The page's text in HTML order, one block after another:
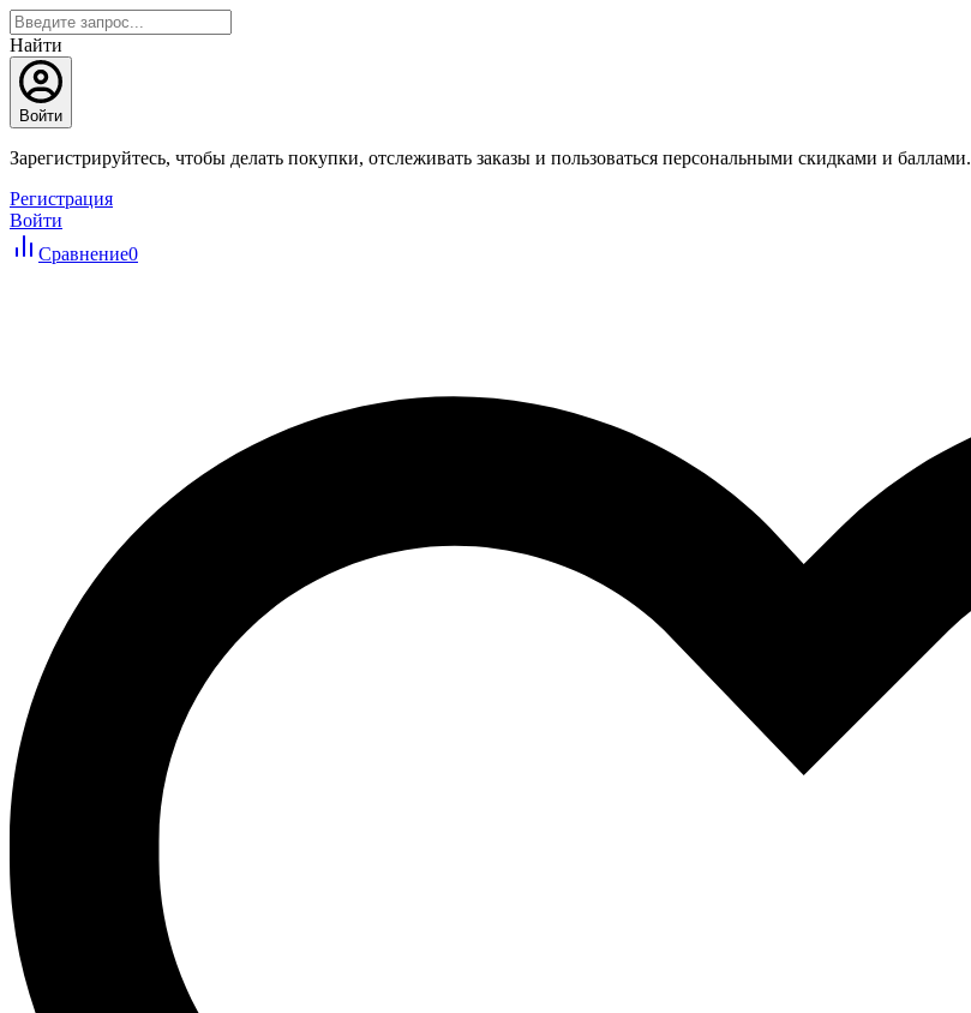
Найти
Войти
Зарегистрируйтесь, чтобы делать покупки, отслеживать заказы и пользоваться персональными скидками и баллами.
Регистрация
Войти
Сравнение0